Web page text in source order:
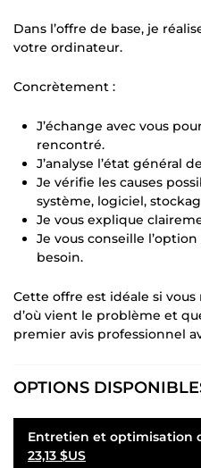
Dans l’offre de base, je
votre ordinateur.
Concrètement :
J’échange avec vous
rencontré.
J’analyse l’état général
Je vérifie les causes
système, logiciel,
Je vous explique
Je vous conseille
besoin.
Cette offre est idéale si
d’où vient le problème et
premier avis professionnel
OPTIONS
Entretien et optimisation
23,13 $US